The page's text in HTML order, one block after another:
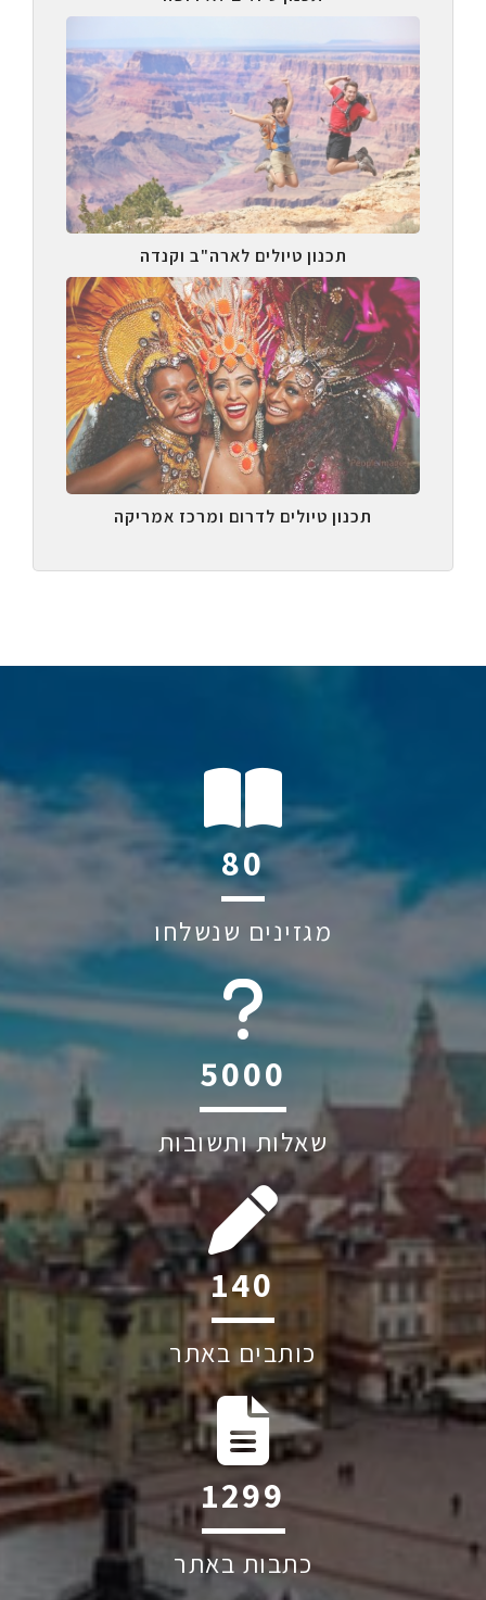
תכנון טיולים לארה"ב וקנדה
תכנון טיולים לדרום ומרכז אמריקה
120
מגזינים שנשלחו
6045
שאלות ותשובות
211
כותבים באתר
1960
כתבות באתר